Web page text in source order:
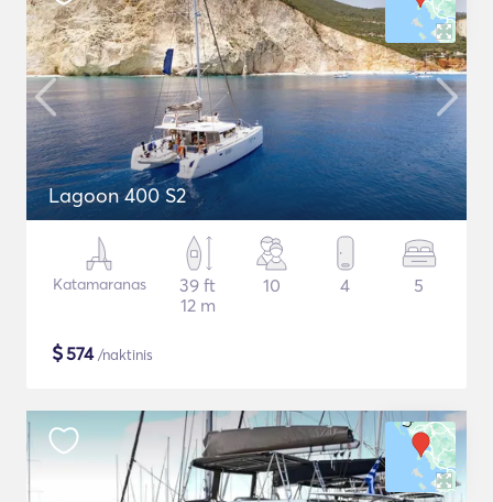
Lagoon 400 S2
Katamaranas
39 ft
12 m
10 4 5
$574/naktinis